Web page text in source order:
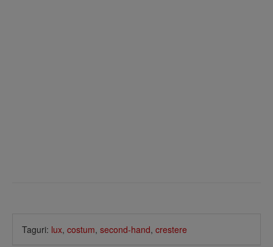
Taguri: lux, costum, second-hand, crestere